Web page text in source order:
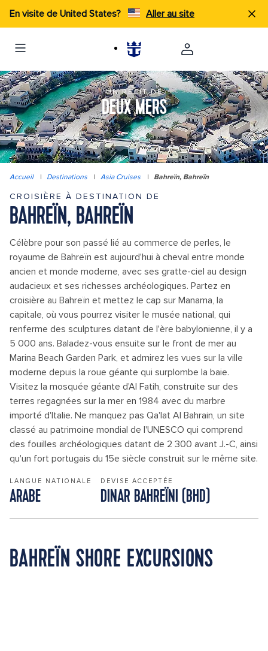
En visite de United States? Aller au site
UN RÉCIT DE
DEUX MERS
Accueil | Destinations | Asia Cruises | Bahreïn, Bahreïn
CROISIÈRE À DESTINATION DE
BAHREÏN, BAHREÏN
Célèbre pour son passé lié au commerce de perles, le
royaume de Bahreïn est aujourd'hui à cheval entre monde
ancien et monde moderne, avec ses gratte-ciel au design
audacieux et ses richesses archéologiques. Partez en
croisière au Bahreïn et mettez le cap sur Manama, la
capitale, où vous pourrez visiter le musée national, qui
renferme des sculptures datant de l'ère babylonienne, il y a
5 000 ans. Baladez-vous ensuite sur le front de mer au
Marina Beach Garden Park, et admirez les vues sur la ville
moderne depuis la roue géante qui surplombe la baie.
Visitez la mosquée géante d'Al Fatih, construite sur des
terres regagnées sur la mer en 1984 avec du marbre
importé d'Italie. Ne manquez pas Qa'lat Al Bahrain, un site
classé au patrimoine mondial de l'UNESCO qui comprend
des fouilles archéologiques datant de 2 300 avant J.-C, ainsi
qu'un fort portugais du 15e siècle construit sur le même site.
LANGUE NATIONALE
ARABE
DEVISE ACCEPTÉE
DINAR BAHREÏNI (BHD)
BAHREÏN SHORE EXCURSIONS